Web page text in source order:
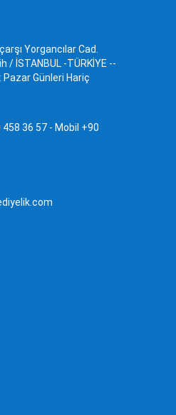
Çeşitleri ve Fiyatları
Kadife Kutuda Bakır
Kahve Setleri
/ İSTANBUL -TÜRKİYE --